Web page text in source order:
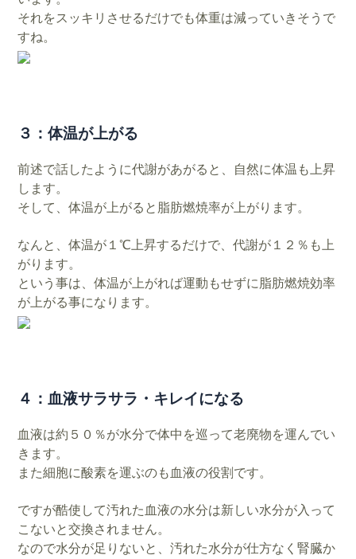
それをスッキリさせるだけでも体重は減っていきそうで
すね。
３：体温が上がる
前述で話したように代謝があがると、自然に体温も上昇
します。
そして、体温が上がると脂肪燃焼率が上がります。
なんと、体温が１℃上昇するだけで、代謝が１２％も上
がります。
という事は、体温が上がれば運動もせずに脂肪燃焼効率
が上がる事になります。
４：血液サラサラ・キレイになる
血液は約５０％が水分で体中を巡って老廃物を運んでい
きます。
また細胞に酸素を運ぶのも血液の役割です。
ですが酷使して汚れた血液の水分は新しい水分が入って
こないと交換されません。
なので水分が足りないと、汚れた水分が仕方なく腎臓か